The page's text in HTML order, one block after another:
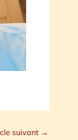
suivant →